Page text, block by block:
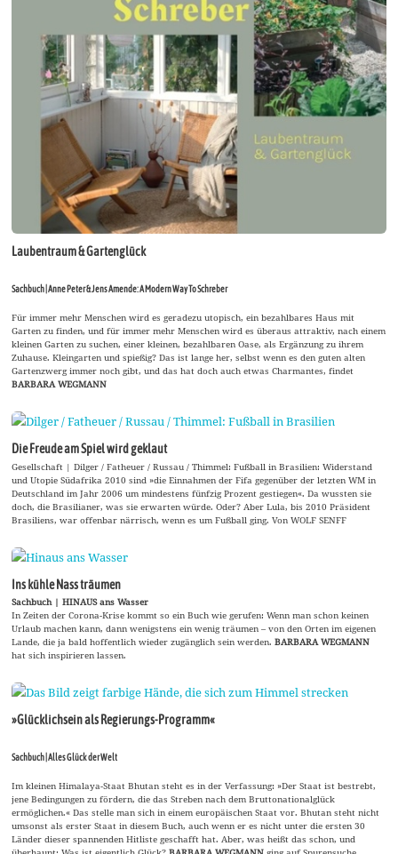
Laubentraum & Gartenglück
Sachbuch | Anne Peter & Jens Amende: A Modern Way To Schreber
Für immer mehr Menschen wird es geradezu utopisch, ein bezahlbares Haus mit
Garten zu finden, und für immer mehr Menschen wird es überaus attraktiv, nach einem
kleinen Garten zu suchen, einer kleinen, bezahlbaren Oase, als Ergänzung zu ihrem
Zuhause. Kleingarten und spießig? Das ist lange her, selbst wenn es den guten alten
Gartenzwerg immer noch gibt, und das hat doch auch etwas Charmantes, findet
BARBARA WEGMANN
Die Freude am Spiel wird geklaut
Gesellschaft | Dilger / Fatheuer / Russau / Thimmel: Fußball in Brasilien: Widerstand
und Utopie Südafrika 2010 sind »die Einnahmen der Fifa gegenüber der letzten WM in
Deutschland im Jahr 2006 um mindestens fünfzig Prozent gestiegen«. Da wussten sie
doch, die Brasilianer, was sie erwarten würde. Oder? Aber Lula, bis 2010 Präsident
Brasiliens, war offenbar närrisch, wenn es um Fußball ging. Von WOLF SENFF
Ins kühle Nass träumen
Sachbuch | HINAUS ans Wasser
In Zeiten der Corona-Krise kommt so ein Buch wie gerufen: Wenn man schon keinen
Urlaub machen kann, dann wenigstens ein wenig träumen – von den Orten im eigenen
Lande, die ja bald hoffentlich wieder zugänglich sein werden.BARBARA WEGMANN
hat sich inspirieren lassen.
»Glücklichsein als Regierungs-Programm«
Sachbuch | Alles Glück der Welt
Im kleinen Himalaya-Staat Bhutan steht es in der Verfassung: »Der Staat ist bestrebt,
jene Bedingungen zu fördern, die das Streben nach dem Bruttonationalglück
ermöglichen.« Das stelle man sich in einem europäischen Staat vor. Bhutan steht nicht
umsonst als erster Staat in diesem Buch, auch wenn er es nicht unter die ersten 30
Länder dieser spannenden Hitliste geschafft hat. Aber, was heißt das schon, und